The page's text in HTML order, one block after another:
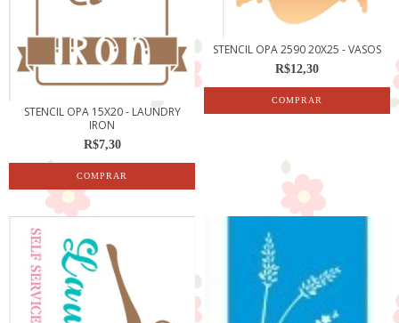
STENCIL OPA 15X20 - LAUNDRY
IRON
R$7,30
STENCIL OPA 2590 20X25 - VASOS
R$12,30